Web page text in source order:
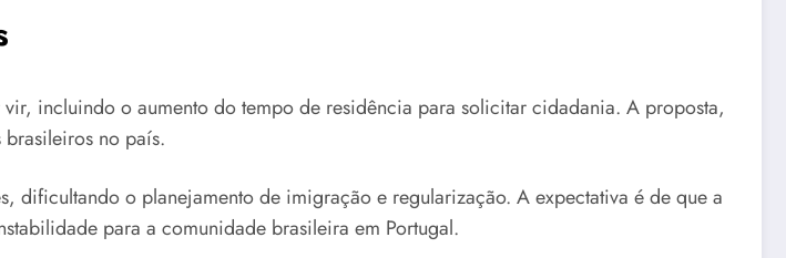
incluindo o aumento do tempo de residência para solicitar cidadania. A proposta,
no país.
dificultando o planejamento de imigração e regularização. A expectativa é de que a
para a comunidade brasileira em Portugal.